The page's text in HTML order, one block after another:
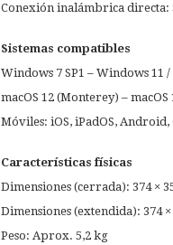
Conexión inalámbrica directa:
Sistemas compatibles
Windows 7 SP1 – Windows 11
macOS 12 (Monterey) – macOS
Móviles: iOS, iPadOS, Android,
Características físicas
Dimensiones (cerrada): 374 ×
Dimensiones (extendida): 374 ×
Peso: Aprox. 5,2 kg